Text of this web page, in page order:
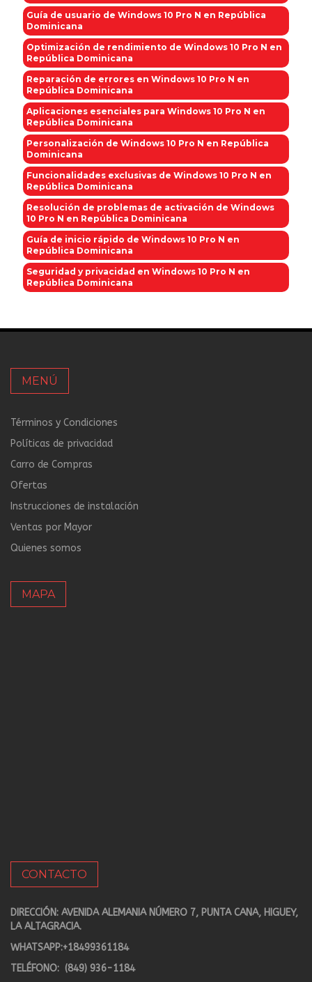
Guía de usuario de Windows 10 Pro N en República
Dominicana
Optimización de rendimiento de Windows 10 Pro N en
República Dominicana
Reparación de errores en Windows 10 Pro N en
República Dominicana
Aplicaciones esenciales para Windows 10 Pro N en
República Dominicana
Personalización de Windows 10 Pro N en República
Dominicana
Funcionalidades exclusivas de Windows 10 Pro N en
República Dominicana
Resolución de problemas de activación de Windows
10 Pro N en República Dominicana
Guía de inicio rápido de Windows 10 Pro N en
República Dominicana
Seguridad y privacidad en Windows 10 Pro N en
República Dominicana
MENÚ
Términos y Condiciones
Políticas de privacidad
Carro de Compras
Ofertas
Instrucciones de instalación
Ventas por Mayor
Quienes somos
MAPA
CONTACTO
DIRECCIÓN: AVENIDA ALEMANIA NÚMERO 7, PUNTA CANA, HIGUEY,
LA ALTAGRACIA.
WHATSAPP:+18499361184
TELÉFONO: (849) 936-1184